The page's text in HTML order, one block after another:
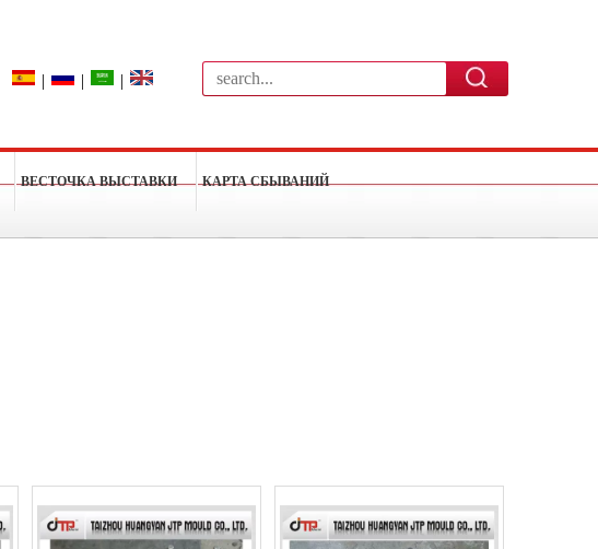
| | |
ВЕСТОЧКА ВЫСТАВКИ КАРТА СБЫВАНИЙ